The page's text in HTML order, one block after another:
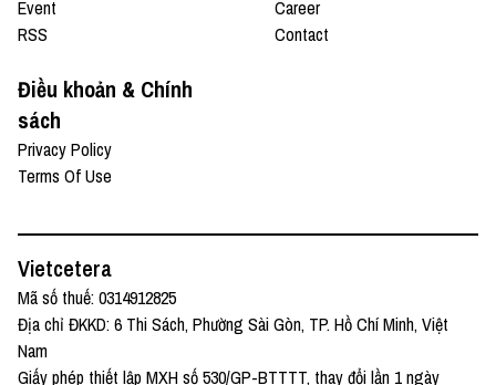
Event
RSS
Career
Contact
Điều khoản & Chính
sách
Privacy Policy
Terms Of Use
Vietcetera
Mã số thuế: 0314912825
Địa chỉ ĐKKD: 6 Thi Sách, Phường Sài Gòn, TP. Hồ Chí Minh, Việt
Nam
Giấy phép thiết lập MXH số 530/GP-BTTTT, thay đổi lần 1 ngày